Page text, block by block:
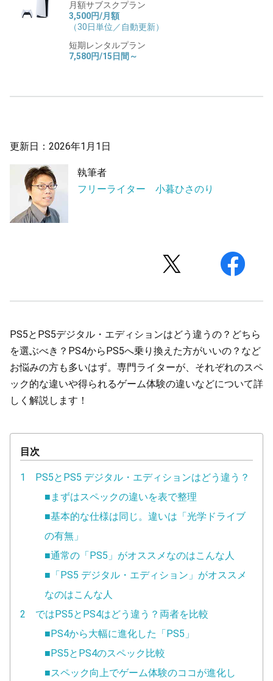
月額サブスクプラン
3,500円/月額
（30日単位／自動更新）
短期レンタルプラン
7,580円/15日間～
更新日：2026年1月1日
執筆者
フリーライター 小暮ひさのり
PS5とPS5デジタル・エディションはどう違うの？どちら
を選ぶべき？PS4からPS5へ乗り換えた方がいいの？など
お悩みの方も多いはず。専門ライターが、それぞれのスペ
ック的な違いや得られるゲーム体験の違いなどについて詳
しく解説します！
目次
1 PS5とPS5 デジタル・エディションはどう違う？
■まずはスペックの違いを表で整理
■基本的な仕様は同じ。違いは「光学ドライブ
の有無」
■通常の「PS5」がオススメなのはこんな人
■「PS5 デジタル・エディション」がオススメ
なのはこんな人
2 ではPS5とPS4はどう違う？両者を比較
■PS4から大幅に進化した「PS5」
■PS5とPS4のスペック比較
■スペック向上でゲーム体験のココが進化し